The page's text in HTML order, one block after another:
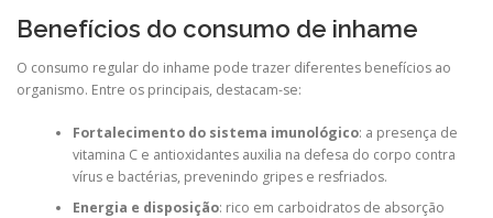
Benefícios do consumo de inhame
O consumo regular do inhame pode trazer diferentes benefícios ao
organismo. Entre os principais, destacam-se:
Fortalecimento do sistema imunológico: a presença de
vitamina C e antioxidantes auxilia na defesa do corpo contra
vírus e bactérias, prevenindo gripes e resfriados.
Energia e disposição: rico em carboidratos de absorção